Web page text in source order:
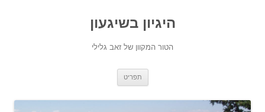
היגיון בשיגעון
הטור המקוון של זאב גלילי
תפריט